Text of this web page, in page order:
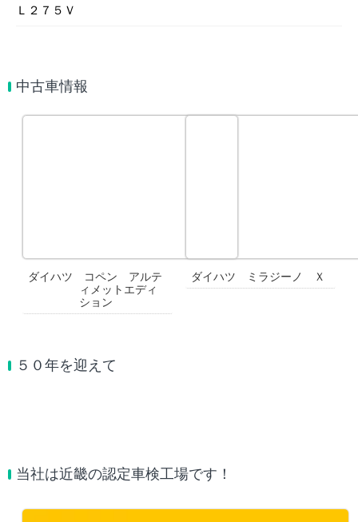
Ｌ２７５Ｖ
中古車情報
ダイハツ コペン アルテ
ィメットエディ
ション
ダイハツ ミラジーノ Ｘ
５０年を迎えて
当社は近畿の認定車検工場です！